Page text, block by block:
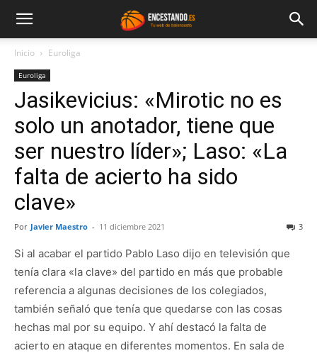
Inicio Euroliga
Euroliga
Jasikevicius: «Mirotic no es
solo un anotador, tiene que
ser nuestro líder»; Laso: «La
falta de acierto ha sido
clave»
Por Javier Maestro - 11 diciembre 2021 3
Si al acabar el partido Pablo Laso dijo en televisión que
tenía clara «la clave» del partido en más que probable
referencia a algunas decisiones de los colegiados,
también señaló que tenía que quedarse con las cosas
hechas mal por su equipo. Y ahí destacó la falta de
acierto en ataque en diferentes momentos. En sala de